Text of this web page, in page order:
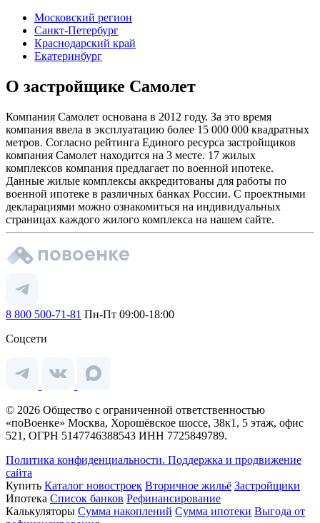
Московский регион
Санкт-Петербург
Краснодарский край
Екатеринбург
О застройщике Самолет
Компания Самолет основана в 2012 году. За это время
компания ввела в эксплуатацию более 15 000 000 квадратных
метров. Согласно рейтинга Единого ресурса застройщиков
компания Самолет находится на 3 месте. 17 жилых
комплексов компания предлагает по военной ипотеке.
Данные жилые комплексы аккредитованы для работы по
военной ипотеке в различных банках России. С проектными
декларациями можно ознакомиться на индивидуальных
страницах каждого жилого комплекса на нашем сайте.
8 800 500-71-81 Пн-Пт 09:00-18:00
Соцсети
© 2026 Общество с ограниченной ответственностью
«поВоенке» Москва, Хорошёвское шоссе, 38к1, 5 этаж, офис
521, ОГРН 5147746388543 ИНН 7725849789.
Политика конфиденциальности. Поддержка и продвижение
сайта
Купить Каталог новостроек Вторичное жильё Застройщики
Ипотека Список банков Рефинансирование
Калькуляторы Сумма накоплений Сумма ипотеки Выгода от